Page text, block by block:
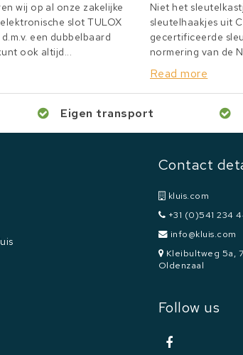
wij op al onze zakelijke
slot TULOX
een dubbelbaard
ook altijd...
Niet het
sleutelhaakjes uit
gecertificeerde
normering van de
Read more
Eigen transport
Contact
kluis.com
+31 (0)541 234
info@kluis.com
Kleibultweg 5a,
Oldenzaal
Follow us